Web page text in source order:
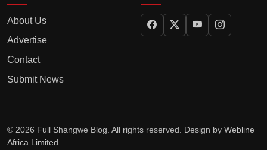
About Us
Advertise
Contact
Submit News
© 2026 Full Shangwe Blog. All rights reserved. Design by Webline
Africa Limited